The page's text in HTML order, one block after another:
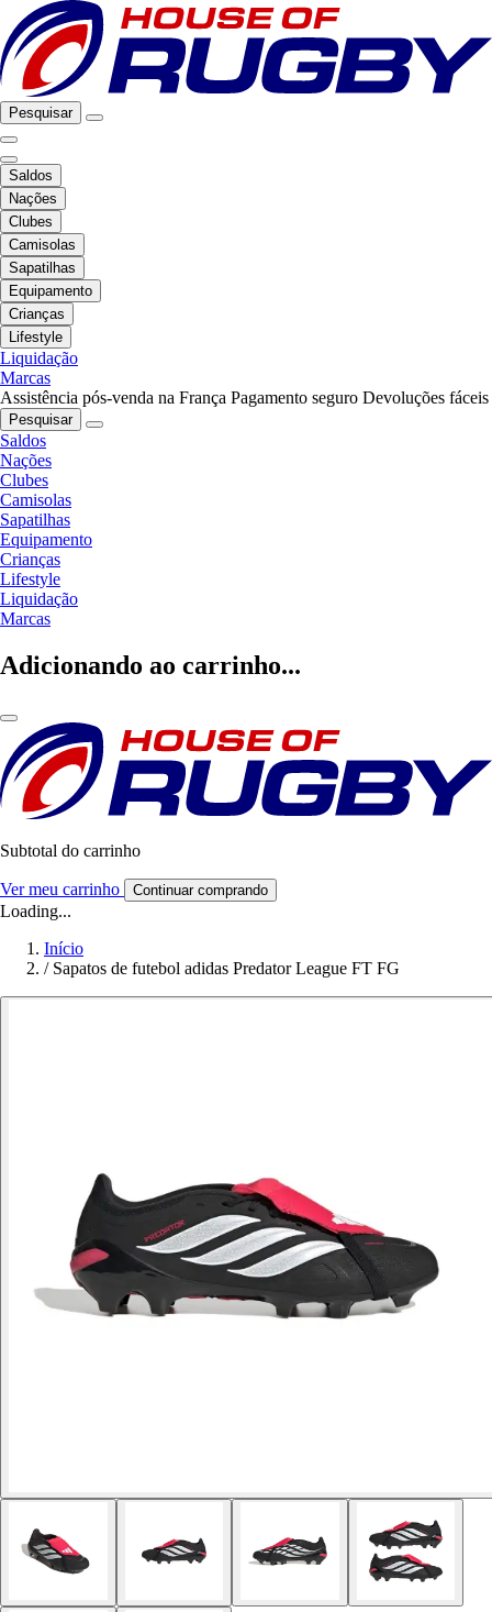
Pesquisar
Saldos
Nações
Clubes
Camisolas
Sapatilhas
Equipamento
Crianças
Lifestyle
Liquidação
Marcas
Assistência pós-venda na França Pagamento seguro Devoluções fáceis
Pesquisar
Saldos
Nações
Clubes
Camisolas
Sapatilhas
Equipamento
Crianças
Lifestyle
Liquidação
Marcas
Adicionando ao carrinho...
Subtotal do carrinho
Ver meu carrinho Continuar comprando
Loading...
Início
/ Sapatos de futebol adidas Predator League FT FG